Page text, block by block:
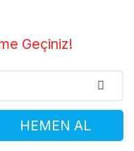
Geçiniz!
HEMEN AL